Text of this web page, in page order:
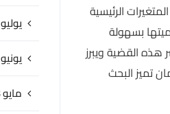
الرئيسية
بسهولة
هذه القضية ويبرز
تميز البحث
يوليو 2023
يونيو 2023
مايو 2023